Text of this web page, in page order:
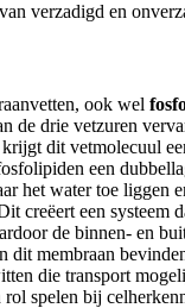
verzadigd en
ook wel
de drie vetzuren
dit vetmolecuul
een
het water toe liggen
creëert een systeem
de binnen- en
dit membraan
die transport
spelen bij